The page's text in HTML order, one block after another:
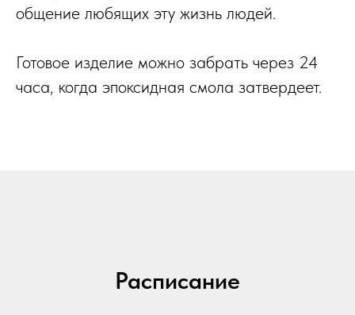
общение любящих эту жизнь людей.
Готовое изделие можно забрать через 24
часа, когда эпоксидная смола затвердеет.
Расписание